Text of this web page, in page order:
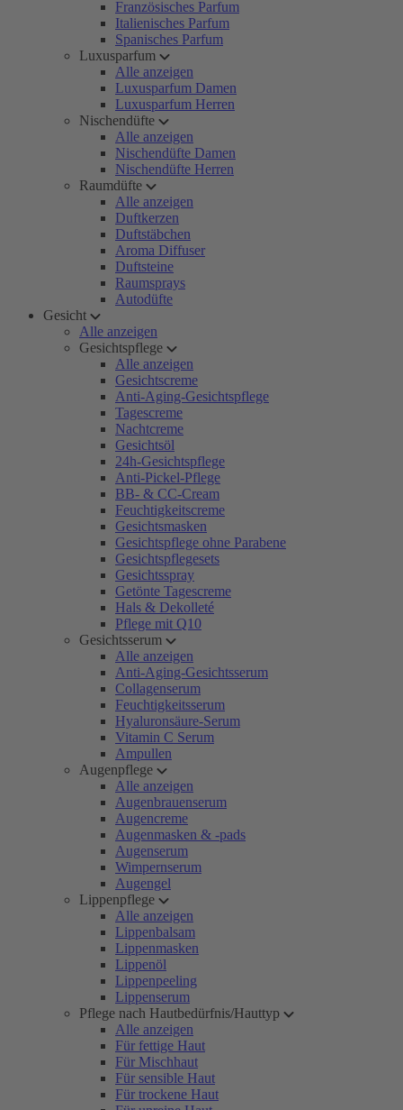
Französisches Parfum
Italienisches Parfum
Spanisches Parfum
Luxusparfum
Alle anzeigen
Luxusparfum Damen
Luxusparfum Herren
Nischendüfte
Alle anzeigen
Nischendüfte Damen
Nischendüfte Herren
Raumdüfte
Alle anzeigen
Duftkerzen
Duftstäbchen
Aroma Diffuser
Duftsteine
Raumsprays
Autodüfte
Gesicht
Alle anzeigen
Gesichtspflege
Alle anzeigen
Gesichtscreme
Anti-Aging-Gesichtspflege
Tagescreme
Nachtcreme
Gesichtsöl
24h-Gesichtspflege
Anti-Pickel-Pflege
BB- & CC-Cream
Feuchtigkeitscreme
Gesichtsmasken
Gesichtspflege ohne Parabene
Gesichtspflegesets
Gesichtsspray
Getönte Tagescreme
Hals & Dekolleté
Pflege mit Q10
Gesichtsserum
Alle anzeigen
Anti-Aging-Gesichtsserum
Collagenserum
Feuchtigkeitsserum
Hyaluronsäure-Serum
Vitamin C Serum
Ampullen
Augenpflege
Alle anzeigen
Augenbrauenserum
Augencreme
Augenmasken & -pads
Augenserum
Wimpernserum
Augengel
Lippenpflege
Alle anzeigen
Lippenbalsam
Lippenmasken
Lippenöl
Lippenpeeling
Lippenserum
Pflege nach Hautbedürfnis/Hauttyp
Alle anzeigen
Für fettige Haut
Für Mischhaut
Für sensible Haut
Für trockene Haut